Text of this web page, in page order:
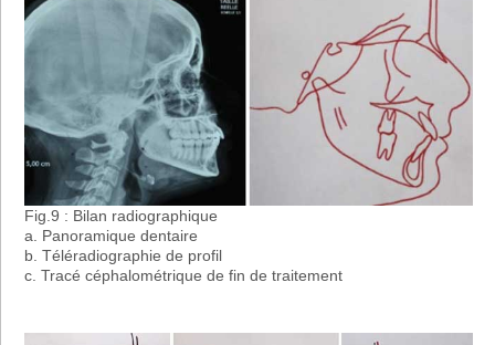
Fig.9 : Bilan radiographique
a. Panoramique dentaire
b. Téléradiographie de profil
c. Tracé céphalométrique de fin de traitement